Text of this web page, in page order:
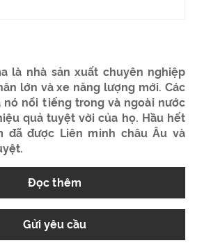
là nhà sản xuất chuyên nghiệp
lớn và xe năng lượng mới. Các
nó nổi tiếng trong và ngoài nước
quả tuyệt vời của họ. Hầu hết
đã được Liên minh châu Âu và
Đọc thêm
Gửi yêu cầu